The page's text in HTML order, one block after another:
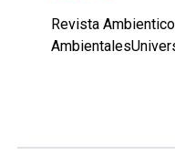
Revista